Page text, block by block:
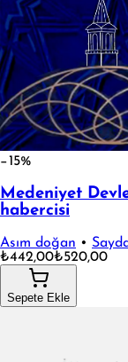
−15%
Medeniyet
habercisi
Asım doğan •
₺442,00₺520,00
Sepete Ekle